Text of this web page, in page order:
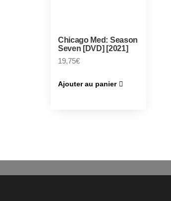
Chicago Med: Season
Seven [DVD] [2021]
19,75€
Ajouter au panier